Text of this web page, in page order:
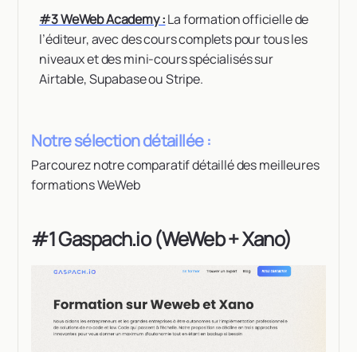
#3 WeWeb Academy :La formation officielle de
l’éditeur, avec des cours complets pour tous les
niveaux et des mini-cours spécialisés sur
Airtable, Supabase ou Stripe.
Notre sélection détaillée :
Parcourez notre comparatif détaillé des meilleures
formations WeWeb
#1 Gaspach.io (WeWeb + Xano)